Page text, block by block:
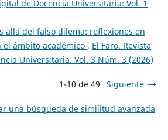
de Docencia Universitaria: Vol. 1
allá del falso dilema: reflexiones en
el ámbito académico , El Faro. Revista
Universitaria: Vol. 3 Núm. 3 (2026)
1-10 de 49 Siguiente
una búsqueda de similitud avanzada